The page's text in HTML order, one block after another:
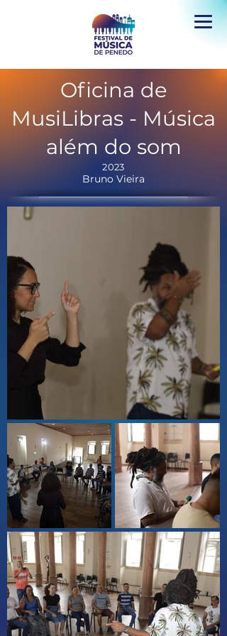
Oficina de
MusiLibras - Música
além do som
2023
Bruno Vieira